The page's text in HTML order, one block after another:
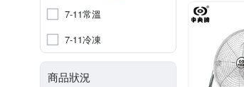
7-11常溫
7-11冷凍
商品狀況